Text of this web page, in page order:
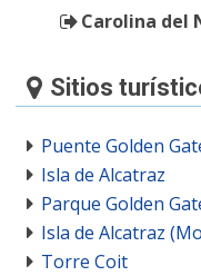
Carolina del
Sitios
Puente Golden
Isla de Alcatraz
Parque Golden
Isla de Alcatraz
Torre Coit